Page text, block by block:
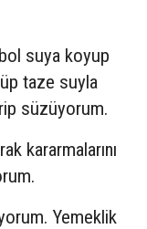
suya koyup
taze suyla
süzüyorum.
kararmalarını
Yemeklik